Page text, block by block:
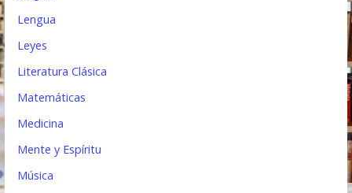
Lengua
Leyes
Literatura Clásica
Matemáticas
Medicina
Mente y Espíritu
Música